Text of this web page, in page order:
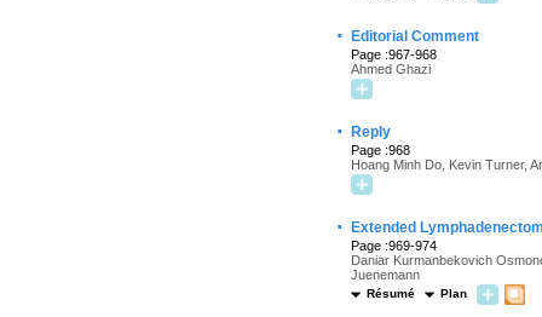
· Editorial Comment
Page :967-968
Ahmed Ghazi
· Reply
Page :968
Hoang Minh Do, Kevin Turner,
· Extended
Page :969-974
Daniar Kurmanbekovich
Juenemann
Résumé Plan